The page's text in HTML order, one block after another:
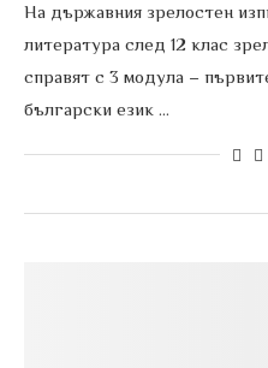
На държавния зрелостен
литература след 12 клас
справят с 3 модула –
български език …